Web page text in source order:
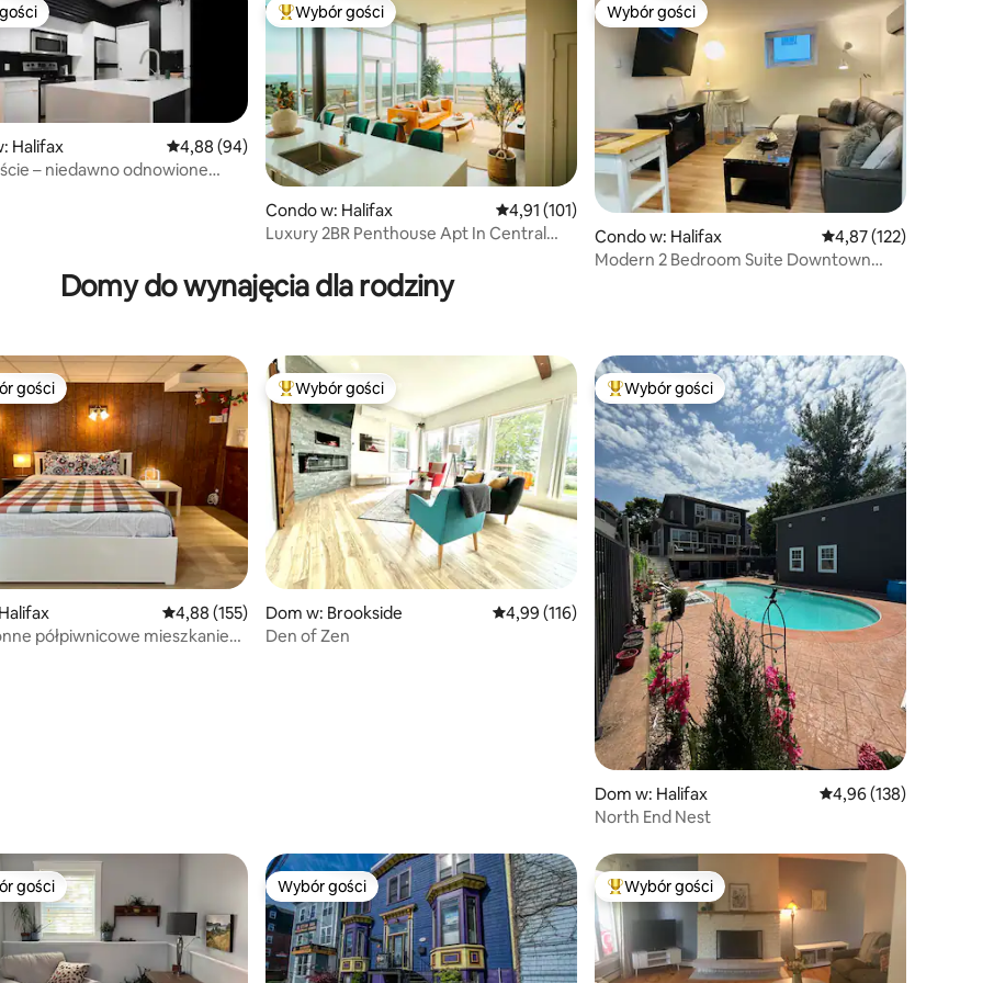
5, liczba recenzji: 61
Halifax Średnia ocena: 4,88 na 5, liczba recenzji: 94
4,88 (94)
– niedawno odnowione
Najpopularniejsze z kategorii Wybór gości
Wybór gości
Condo w: Halifax Średnia ocena: 4,91 na 5, liczba recenzji: 101
4,91 (101)
Luxury 2BR Penthouse Apt In Central
Wybór gości
Wybór gości
Condo w: Halifax Średnia ocena: 4,87
4,87 (122)
Modern 2 Bedroom Suite Downtown
Domy do wynajęcia dla rodziny
liczba recenzji: 208
z kategorii Wybór gości
gości
Średnia ocena: 4,88 na 5, liczba recenzji: 155
4,88 (155)
półpiwnicowe mieszkanie
Najpopularniejsze z kategorii Wybór gości
Wybór gości
Dom w: Brookside Średnia ocena: 4,99 na 5, liczba recenzji: 116
4,99 (116)
Den of Zen
Najpopularniejsze z kategorii Wybór gości
Wybór gości
Dom w: Halifax Średnia ocena: 4,96
4,96 (138)
North End Nest
z kategorii Wybór gości
gości Wybór gości
Wybór gości Najpopularniejsze z kategorii Wybór gości
Wybór gości